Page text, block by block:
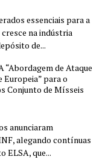
essenciais para a
na indústria
de...
“Abordagem de Ataque
Europeia” para o
Conjunto de Mísseis
anunciaram
alegando contínuas
ELSA, que...